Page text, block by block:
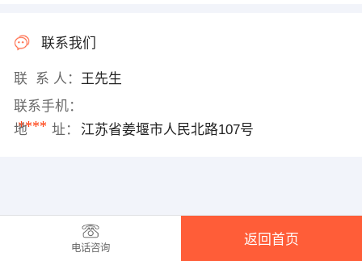
联系我们
联 系 人： 王先生
联系手机：
****
地 址： 江苏省姜堰市人民北路107号
电话咨询
返回首页